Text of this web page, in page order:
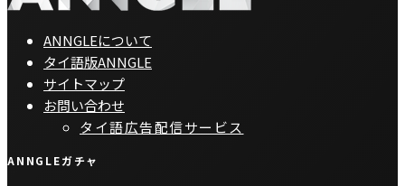
ANNGLEについて
タイ語版ANNGLE
サイトマップ
お問い合わせ
タイ語広告配信サービス
ANNGLEガチャ